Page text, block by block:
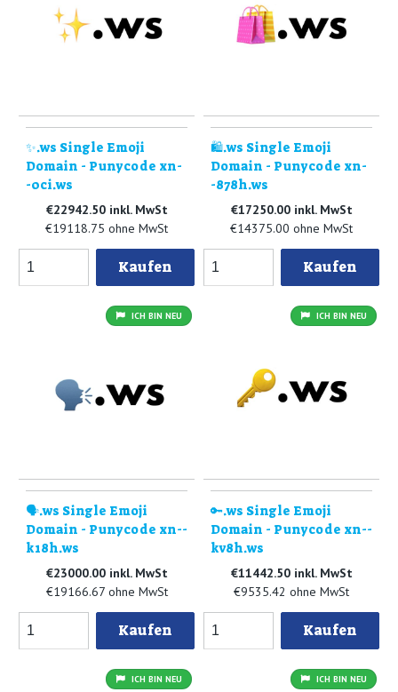
✨.ws Single Emoji
Domain - Punycode xn-
-0ci.ws
€22942.50 inkl. MwSt
€19118.75 ohne MwSt
Kaufen
🛍.ws Single Emoji
Domain - Punycode xn-
-878h.ws
€17250.00 inkl. MwSt
€14375.00 ohne MwSt
Kaufen
ICH BIN NEU
🗣️.ws Single Emoji
Domain - Punycode xn--
k18h.ws
€23000.00 inkl. MwSt
€19166.67 ohne MwSt
Kaufen
ICH BIN NEU
🔑.ws Single Emoji
Domain - Punycode xn--
kv8h.ws
€11442.50 inkl. MwSt
€9535.42 ohne MwSt
Kaufen
ICH BIN NEU ICH BIN NEU